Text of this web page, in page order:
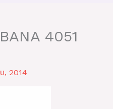
4051
2014